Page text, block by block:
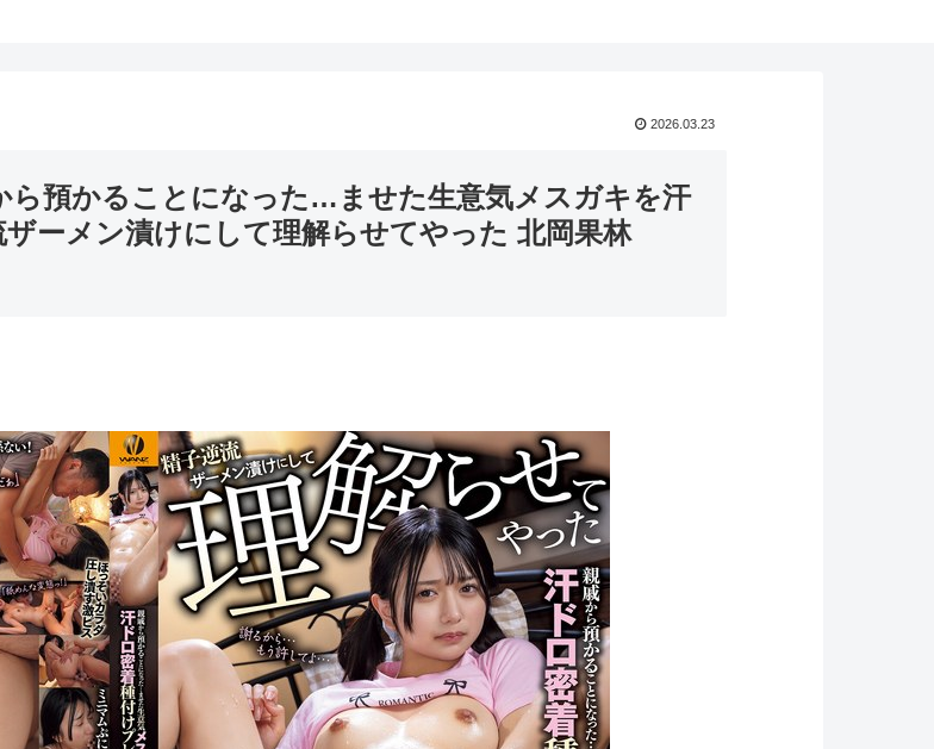
2026.03.23
ら預かることになった…ませた生意気メスガキを汗
ザーメン漬けにして理解らせてやった 北岡果林